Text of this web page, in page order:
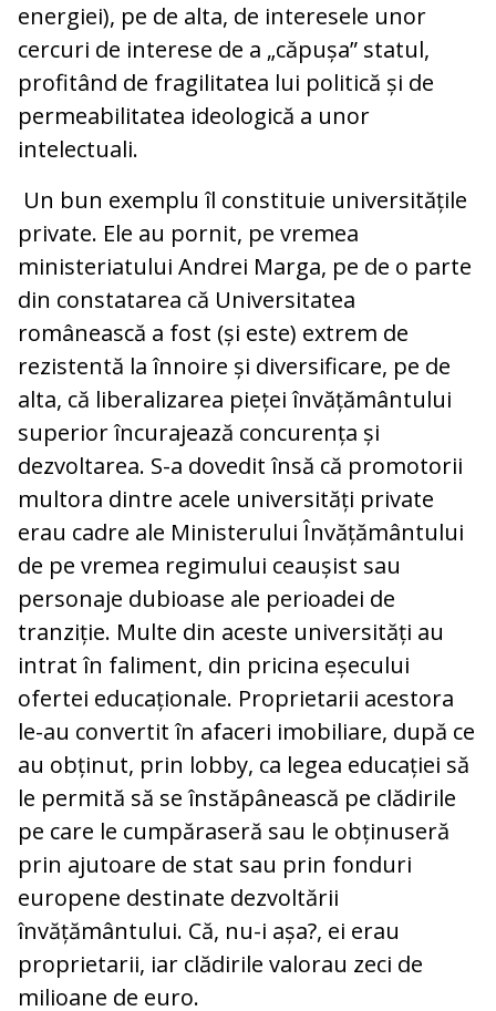
energiei), pe de alta, de interesele unor
cercuri de interese de a „căpușa” statul,
profitând de fragilitatea lui politică și de
permeabilitatea ideologică a unor
intelectuali.
Un bun exemplu îl constituie universitățile
private. Ele au pornit, pe vremea
ministeriatului Andrei Marga, pe de o parte
din constatarea că Universitatea
românească a fost (și este) extrem de
rezistentă la înnoire și diversificare, pe de
alta, că liberalizarea pieței învățământului
superior încurajează concurența și
dezvoltarea. S-a dovedit însă că promotorii
multora dintre acele universități private
erau cadre ale Ministerului Învățământului
de pe vremea regimului ceaușist sau
personaje dubioase ale perioadei de
tranziție. Multe din aceste universități au
intrat în faliment, din pricina eșecului
ofertei educaționale. Proprietarii acestora
le-au convertit în afaceri imobiliare, după ce
au obținut, prin lobby, ca legea educației să
le permită să se înstăpânească pe clădirile
pe care le cumpăraseră sau le obținuseră
prin ajutoare de stat sau prin fonduri
europene destinate dezvoltării
învățământului. Că, nu-i așa?, ei erau
proprietarii, iar clădirile valorau zeci de
milioane de euro.